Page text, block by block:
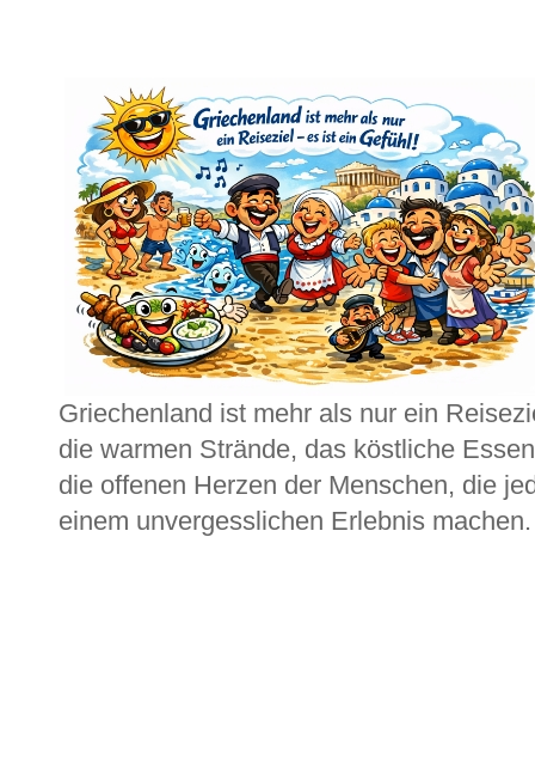
Griechenland ist mehr als nur ein
die warmen Strände, das köstliche
die offenen Herzen der Menschen, die
einem unvergesslichen Erlebnis machen.